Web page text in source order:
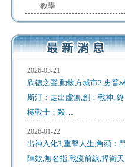
教學
2026-03-21
欣德之聲,動物方城市2,史普
斯汀：走出虛無,創：戰神, 終
極戰士：殺…
2026-01-22
出神入化3,重擊人生,角頭：鬥
陣欸,無名指,戰疫前線,捍衛天